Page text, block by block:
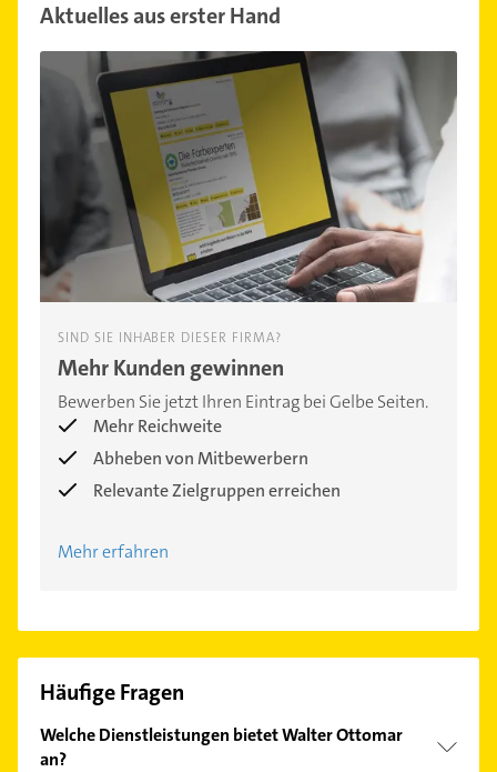
Aktuelles aus erster Hand
SIND SIE INHABER DIESER FIRMA?
Mehr Kunden gewinnen
Bewerben Sie jetzt Ihren Eintrag bei Gelbe Seiten.
Mehr Reichweite
Abheben von Mitbewerbern
Relevante Zielgruppen erreichen
Mehr erfahren
Häufige Fragen
Welche Dienstleistungen bietet Walter Ottomar
an?